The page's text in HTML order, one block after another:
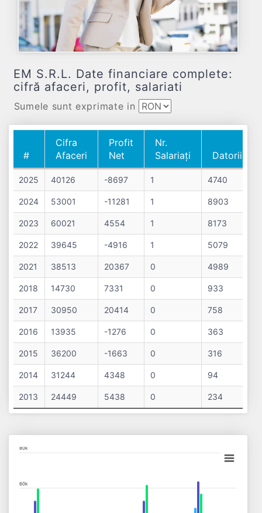
EM S.R.L. Date financiare complete:
cifră afaceri, profit, salariati
Sumele sunt exprimate in
#
Cifra
Afaceri
Profit
Net
Nr.
Salariați
Datorii
#
Cifra
Afaceri
Profit
Net
Salariați
Datorii
2025 40126 -8697 1 4740
2024 53001 -11281 1 8903
2023 60021 4554 1 8173
2022 39645 -4916 1 5079
2021 38513 20367 0 4989
2018 14730 7331 0 933
2017 30950 20414 0 758
2016 13935 -1276 0 363
2015 36200 -1663 0 316
2014 31244 4348 0 94
2013 24449 5438 0 234
Chart
View as data table, Chart
The chart has 1 X axis displaying categories.
60k
80k